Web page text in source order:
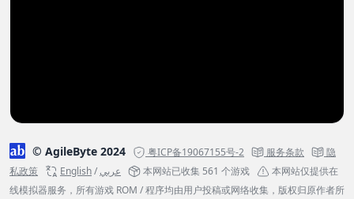
© AgileByte 2024 粤ICP备19067155号-2 服务条款
隐
私政策
English/عربي 本网站已收集 561 个游戏
本网站仅提供在
线模拟器服务，所有游戏 ROM / 程序均由用户投稿或网络收集，版权归原作者所